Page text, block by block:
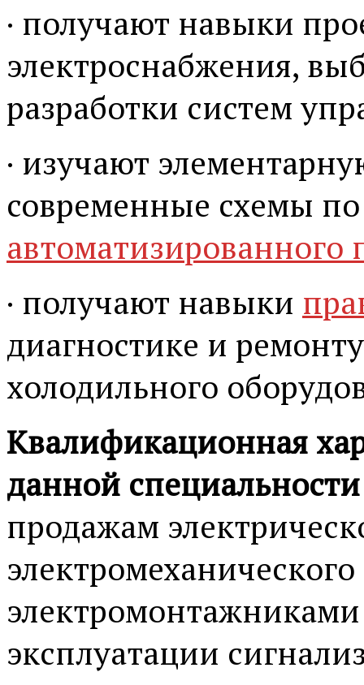
· получают навыки
электроснабжения,
разработки систем
· изучают
современные схемы
автоматизированного
· получают навыки
диагностике и
холодильного
Квалификационная
данной
продажам
эксплуатации